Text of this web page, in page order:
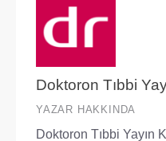
Doktoron Tıbbi
YAZAR HAKKINDA
Doktoron Tıbbi Yayın